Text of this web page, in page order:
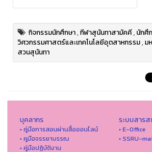
กิจกรรมนักศึกษา,กีฬาสุนันทาสามัคคี,นักศึ
วิศวกรรมศาสตร์และเทคโนโลยีอุตสาหกรรม,ม
สวนสุนันทา
บุคลากร
• คู่มือการสอนผ่านสื่อออนไลน์
• คูมือจรรยาบรรณ
• คู่มือปฏิบัติงาน
ระบบสารส
• E-Office
• SSRU-